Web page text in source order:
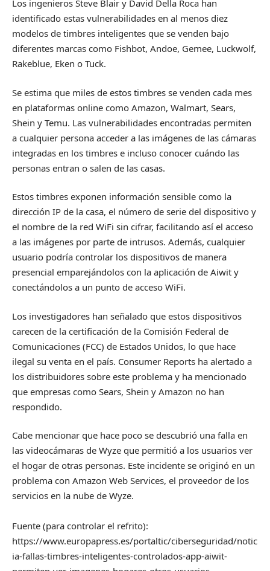
Los ingenieros Steve Blair y David Della Roca han
identificado estas vulnerabilidades en al menos diez
modelos de timbres inteligentes que se venden bajo
diferentes marcas como Fishbot, Andoe, Gemee, Luckwolf,
Rakeblue, Eken o Tuck.
Se estima que miles de estos timbres se venden cada mes
en plataformas online como Amazon, Walmart, Sears,
Shein y Temu. Las vulnerabilidades encontradas permiten
a cualquier persona acceder a las imágenes de las cámaras
integradas en los timbres e incluso conocer cuándo las
personas entran o salen de las casas.
Estos timbres exponen información sensible como la
dirección IP de la casa, el número de serie del dispositivo y
el nombre de la red WiFi sin cifrar, facilitando así el acceso
a las imágenes por parte de intrusos. Además, cualquier
usuario podría controlar los dispositivos de manera
presencial emparejándolos con la aplicación de Aiwit y
conectándolos a un punto de acceso WiFi.
Los investigadores han señalado que estos dispositivos
carecen de la certificación de la Comisión Federal de
Comunicaciones (FCC) de Estados Unidos, lo que hace
ilegal su venta en el país. Consumer Reports ha alertado a
los distribuidores sobre este problema y ha mencionado
que empresas como Sears, Shein y Amazon no han
respondido.
Cabe mencionar que hace poco se descubrió una falla en
las videocámaras de Wyze que permitió a los usuarios ver
el hogar de otras personas. Este incidente se originó en un
problema con Amazon Web Services, el proveedor de los
servicios en la nube de Wyze.
Fuente (para controlar el refrito):
https://www.europapress.es/portaltic/ciberseguridad/notic
ia-fallas-timbres-inteligentes-controlados-app-aiwit-